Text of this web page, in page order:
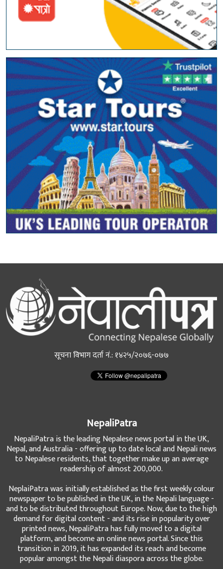
सूचना विभाग दर्ता नं.: १४२५/२०७६-०७७
NepaliPatra
NepaliPatra is the leading Nepalese news portal in the UK,
Nepal, and Australia - offering up to date local and Nepali news
to Nepalese residents, that together make up an average
readership of almost 200,000.
NeplaiPatra was initially established as the first weekly colour
newspaper to be published in the UK, in the Nepali language -
and to be distributed throughout Europe. Now, due to the high
demand for digital content - and its rise in popularity over
printed news, NepaliPatra has fully moved to a digital
platform, and become an online news portal. Since this
transition in 2019, it has expanded its reach and become
popular amongst the Nepali diaspora across the globe.